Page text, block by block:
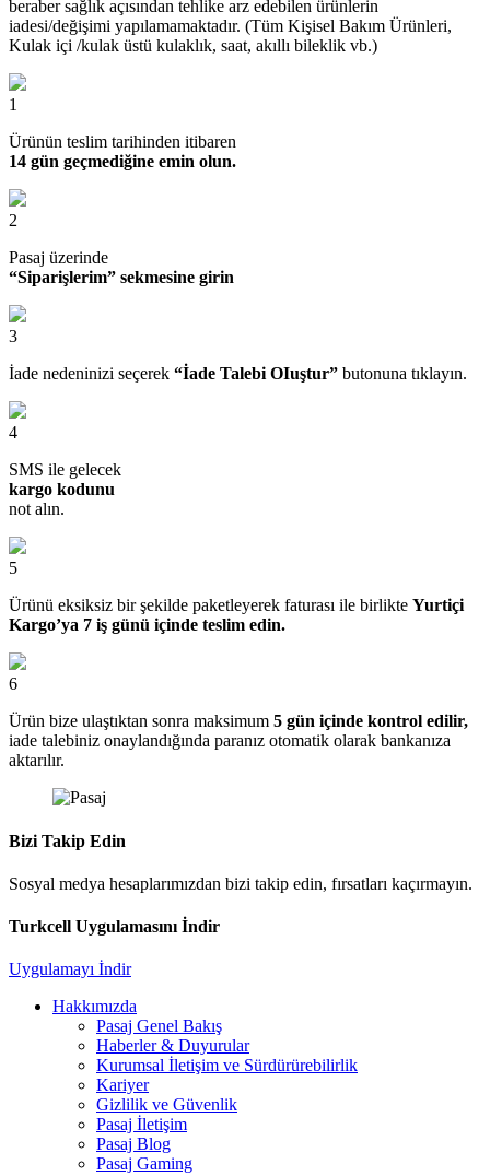
beraber sağlık açısından tehlike arz edebilen ürünlerin
iadesi/değişimi yapılamamaktadır. (Tüm Kişisel Bakım Ürünleri,
Kulak içi /kulak üstü kulaklık, saat, akıllı bileklik vb.)
1
Ürünün teslim tarihinden itibaren
14 gün geçmediğine emin olun.
2
Pasaj üzerinde
“Siparişlerim” sekmesine girin
3
İade nedeninizi seçerek “İade Talebi OIuştur” butonuna tıklayın.
4
SMS ile gelecek
kargo kodunu
not alın.
5
Ürünü eksiksiz bir şekilde paketleyerek faturası ile birlikte Yurtiçi
Kargo’ya 7 iş günü içinde teslim edin.
6
Ürün bize ulaştıktan sonra maksimum 5 gün içinde kontrol edilir,
iade talebiniz onaylandığında paranız otomatik olarak bankanıza
aktarılır.
Bizi Takip Edin
Sosyal medya hesaplarımızdan bizi takip edin, fırsatları kaçırmayın.
Turkcell Uygulamasını İndir
Uygulamayı İndir
Hakkımızda
Pasaj Genel Bakış
Haberler & Duyurular
Kurumsal İletişim ve Sürdürürebilirlik
Kariyer
Gizlilik ve Güvenlik
Pasaj İletişim
Pasaj Blog
Pasaj Gaming